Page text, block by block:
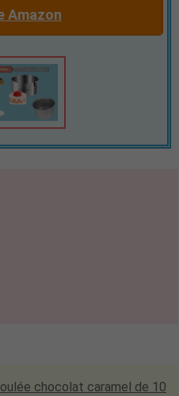
Amazon
chocolat caramel de 10